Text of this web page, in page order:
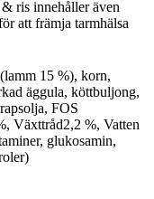
ris innehåller även
att främja tarmhälsa
15 %), korn,
äggula, köttbuljong,
FOS
Växttråd2,2 %, Vatten
glukosamin,